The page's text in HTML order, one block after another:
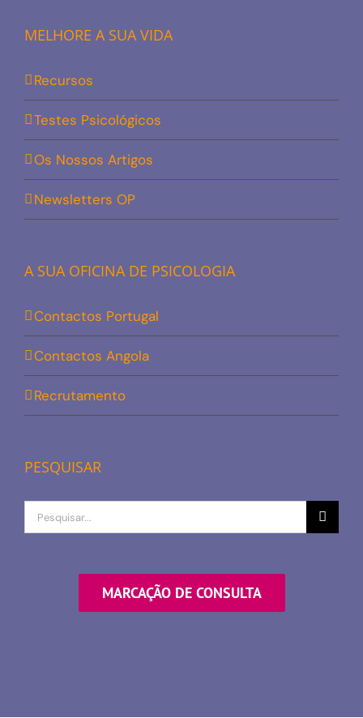
MELHORE A SUA VIDA
Recursos
Testes Psicológicos
Os Nossos Artigos
Newsletters OP
A SUA OFICINA DE PSICOLOGIA
Contactos Portugal
Contactos Angola
Recrutamento
PESQUISAR
Procurar
por
MARCAÇÃO DE CONSULTA